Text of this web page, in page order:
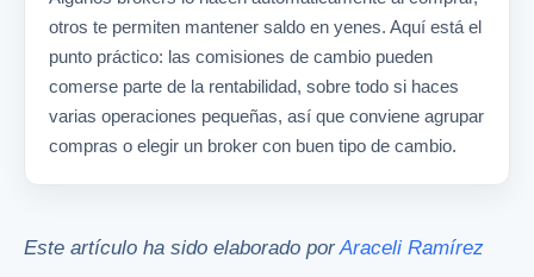
otros te permiten mantener saldo en yenes. Aquí está el
punto práctico: las comisiones de cambio pueden
comerse parte de la rentabilidad, sobre todo si haces
varias operaciones pequeñas, así que conviene agrupar
compras o elegir un broker con buen tipo de cambio.
Este artículo ha sido elaborado por Araceli Ramírez